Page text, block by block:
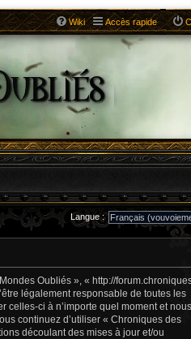
Wiki Accès rapide
Langue :
Oubliés », « http://
légalement responsable de toutes les
celles-ci à n’importe quel moment et
continuez d’utiliser « Chroniques des
découlant des mises à jour et/ou